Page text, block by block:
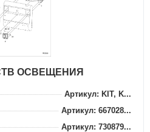
ОСВЕЩЕНИЯ
Артикул: KIT, K...
Артикул: 667028...
Артикул: 730879...